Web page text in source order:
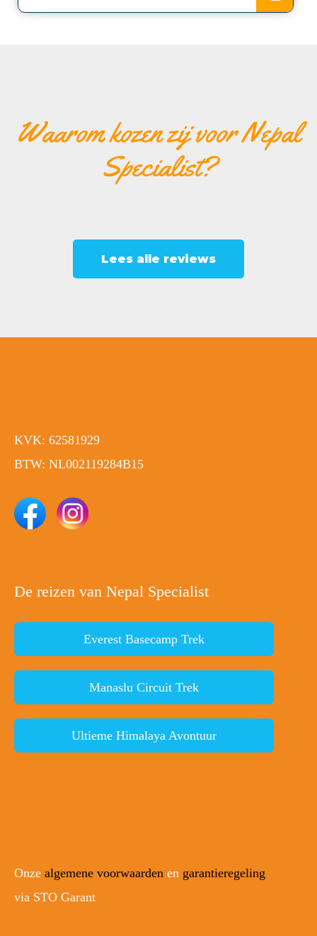
Waarom kozen zij voor Nepal
Specialist?
Lees alle reviews
KVK: 62581929
BTW: NL002119284B15
De reizen van Nepal Specialist
Everest Basecamp Trek
Manaslu Circuit Trek
Ultieme Himalaya Avontuur
Onze algemene voorwaarden en garantieregeling
via STO Garant